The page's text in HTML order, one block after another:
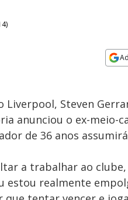
)
Steven
anunciou o ex-meio-
de 36 anos
a trabalhar ao
estou realmente